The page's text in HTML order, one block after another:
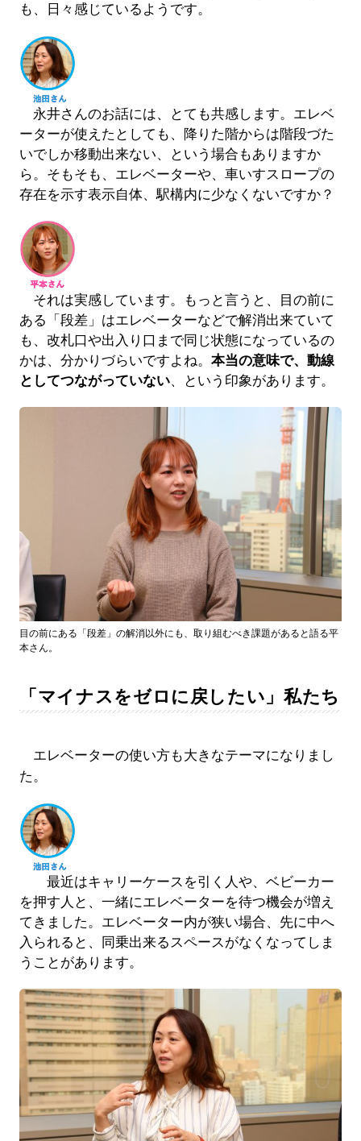
も、日々感じているようです。
永井さんのお話には、とても共感します。エレベ
ーターが使えたとしても、降りた階からは階段づた
いでしか移動出来ない、という場合もありますか
ら。そもそも、エレベーターや、車いすスロープの
存在を示す表示自体、駅構内に少なくないですか？
それは実感しています。もっと言うと、目の前に
ある「段差」はエレベーターなどで解消出来ていて
も、改札口や出入り口まで同じ状態になっているの
かは、分かりづらいですよね。 本当の意味で、動線
としてつながっていない、という印象があります。
目の前にある「段差」の解消以外にも、取り組むべき課題があると語る平
本さん。
「マイナスをゼロに戻したい」私たち
エレベーターの使い方も大きなテーマになりまし
た。
最近はキャリーケースを引く人や、ベビーカー
を押す人と、一緒にエレベーターを待つ機会が増え
てきました。エレベーター内が狭い場合、先に中へ
入られると、同乗出来るスペースがなくなってしま
うことがあります。